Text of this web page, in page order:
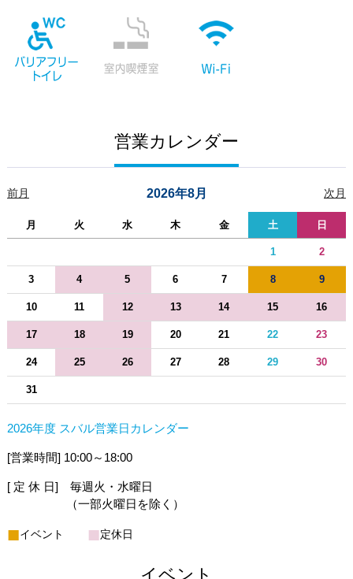
営業カレンダー
前月 2026年8月 次月
月 火 水 木 金 土 日
1 2
3 4 5 6 7 8 9
10 11 12 13 14 15 16
17 18 19 20 21 22 23
24 25 26 27 28 29 30
31
2026年度 スバル営業日カレンダー
[営業時間] 10:00～18:00
[ 定 休 日] 毎週火・水曜日
（一部火曜日を除く）
■イベント ■定休日
イベント